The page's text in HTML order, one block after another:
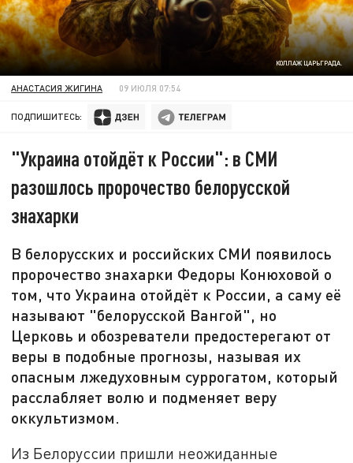
КОЛЛАЖ ЦАРЬГРАДА.
АНАСТАСИЯ ЖИГИНА 09 ИЮЛЯ 07:54
ПОДПИШИТЕСЬ:
"Украина отойдёт к России": в СМИ
разошлось пророчество белорусской
знахарки
В белорусских и российских СМИ появилось
пророчество знахарки Федоры Конюховой о
том, что Украина отойдёт к России, а саму её
называют "белорусской Вангой", но
Церковь и обозреватели предостерегают от
веры в подобные прогнозы, называя их
опасным лжедуховным суррогатом, который
расслабляет волю и подменяет веру
оккультизмом.
Из Белоруссии пришли неожиданные